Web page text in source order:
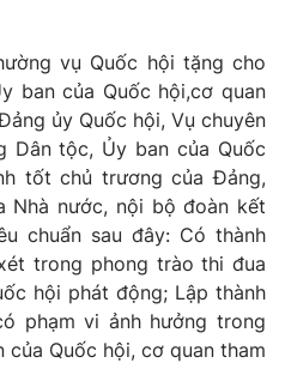
897 897
vụ Quốc hội tặng cho
ban của Quốc hội,cơ quan
ủy Quốc hội, Vụ chuyên
Dân tộc, Ủy ban của Quốc
tốt chủ trương của Đảng,
Nhà nước, nội bộ đoàn kết
chuẩn sau đây: Có thành
trong phong trào thi đua
hội phát động; Lập thành
phạm vi ảnh hưởng trong
Quốc hội, cơ quan tham